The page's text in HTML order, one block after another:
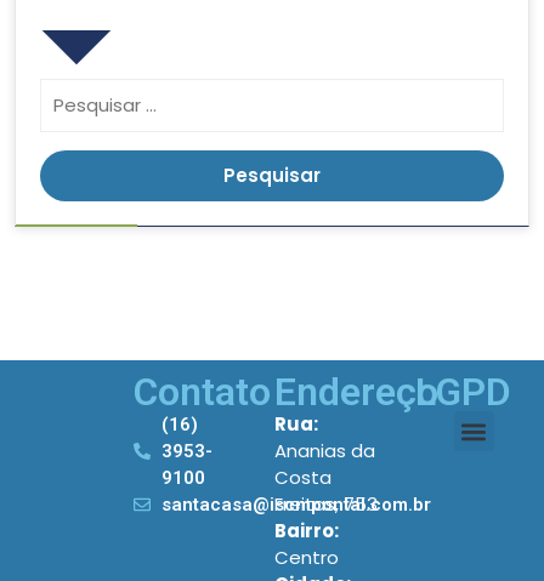
Contato
(16)
3953-
9100
santacasa@iscmpontal.com.br
Endereço
Rua:
Ananias da
Costa
Freitas, 753
Bairro:
Centro
LGPD